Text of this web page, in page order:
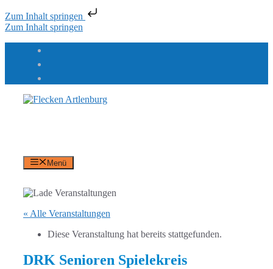
Zum Inhalt springen
Zum Inhalt springen
Menü
« Alle Veranstaltungen
Diese Veranstaltung hat bereits stattgefunden.
DRK Senioren Spielekreis